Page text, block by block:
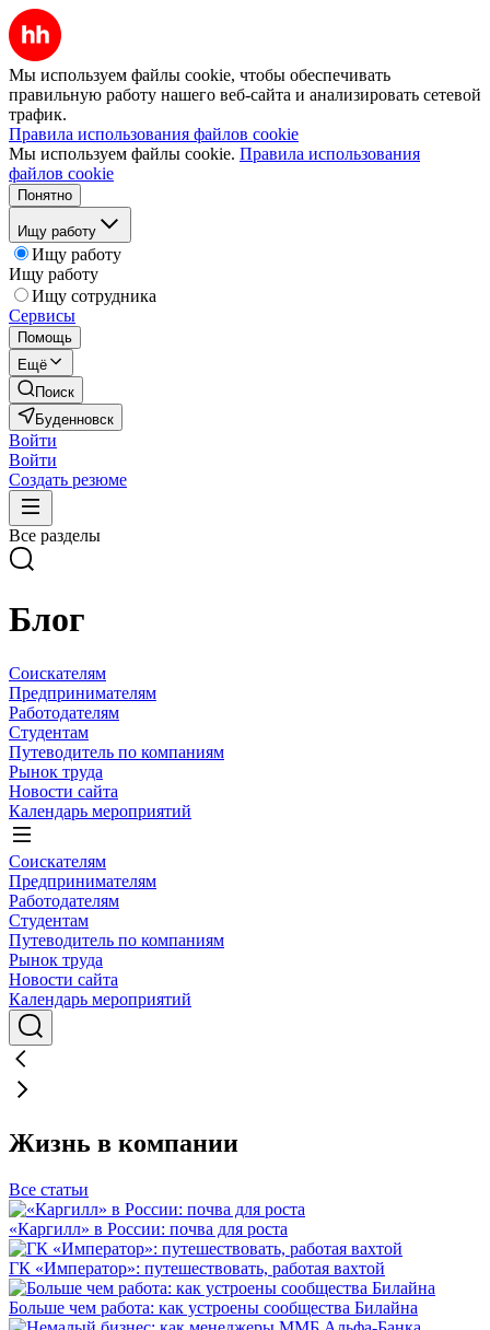
Мы используем файлы cookie, чтобы обеспечивать
правильную работу нашего веб-сайта и анализировать сетевой
трафик.
Правила использования файлов cookie
Мы используем файлы cookie. Правила использования
файлов cookie
Понятно
Ищу работу
Ищу работу
Ищу работу
Ищу сотрудника
Сервисы
Помощь
Ещё
Поиск
Буденновск
Войти
Войти
Создать резюме
Все разделы
Блог
Соискателям
Предпринимателям
Работодателям
Студентам
Путеводитель по компаниям
Рынок труда
Новости сайта
Календарь мероприятий
Соискателям
Предпринимателям
Работодателям
Студентам
Путеводитель по компаниям
Рынок труда
Новости сайта
Календарь мероприятий
Жизнь в компании
Все статьи
«Каргилл» в России: почва для роста
ГК «Император»: путешествовать, работая вахтой
Больше чем работа: как устроены сообщества Билайна